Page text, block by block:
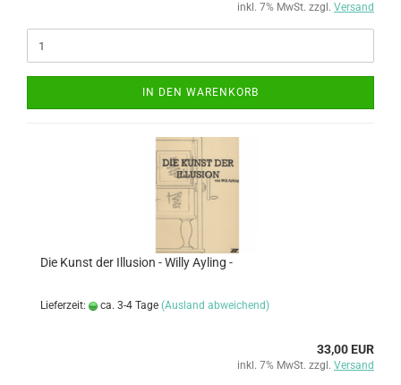
inkl. 7% MwSt. zzgl. Versand
IN DEN WARENKORB
Die Kunst der Illusion - Willy Ayling -
Lieferzeit: ca. 3-4 Tage (Ausland abweichend)
33,00 EUR
inkl. 7% MwSt. zzgl. Versand